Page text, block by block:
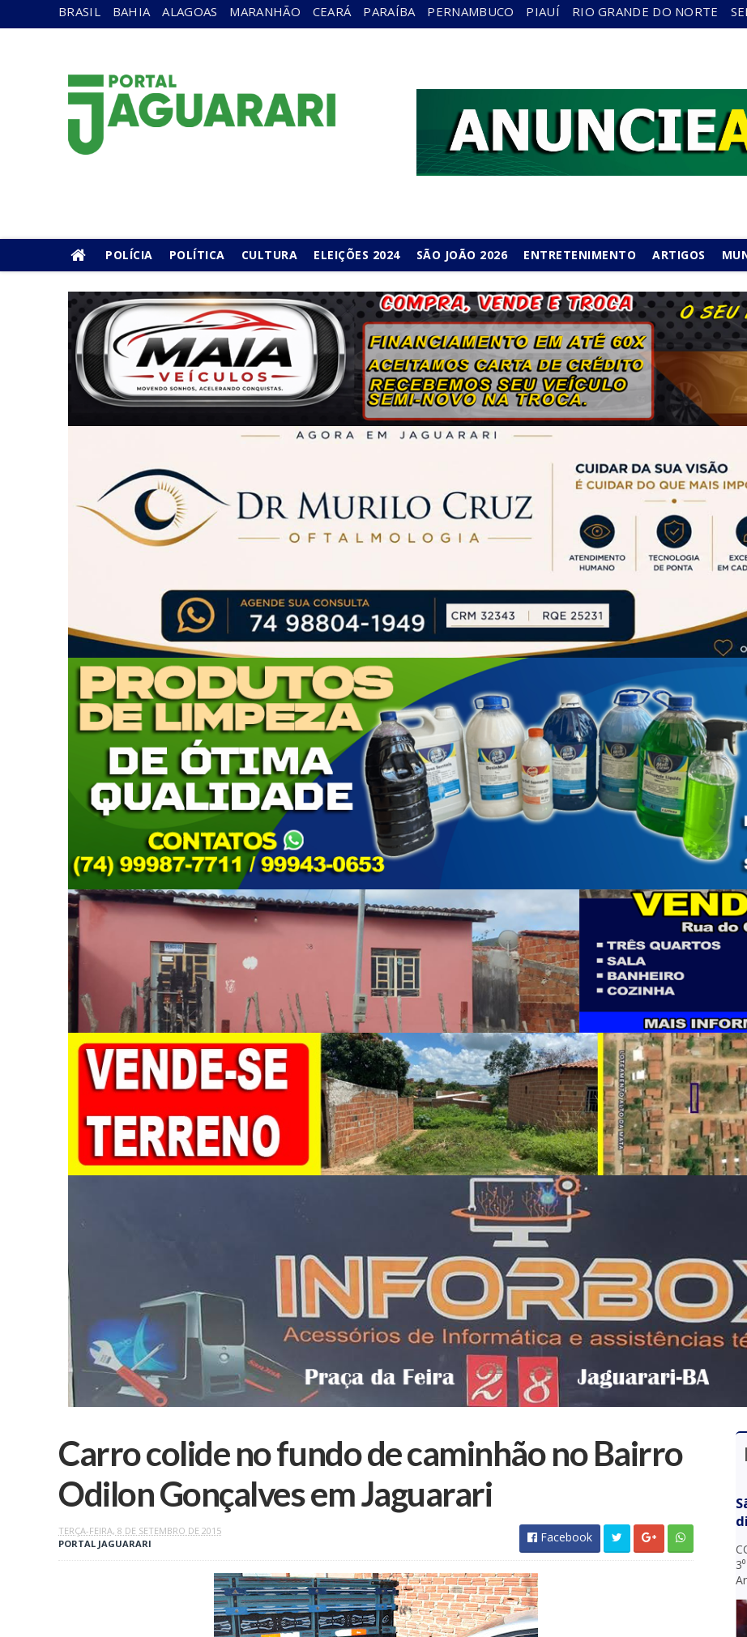
BRASIL BAHIA ALAGOAS MARANHÃO CEARÁ PARAÍBA PERNAMBUCO PIAUÍ RIO GRANDE DO NORTE
POLÍCIA POLÍTICA CULTURA ELEIÇÕES 2024 SÃO JOÃO 2026 ENTRETENIMENTO ARTIGOS
Carro colide no fundo de caminhão no Bairro
Odilon Gonçalves em Jaguarari
TERÇA-FEIRA, 8 DE SETEMBRO DE 2015
PORTAL JAGUARARI
Facebook